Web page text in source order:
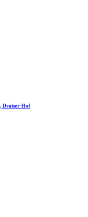
Draiser Hof